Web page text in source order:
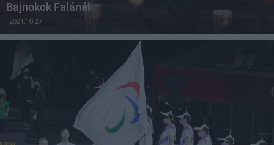
Bajnokok Falánál
2021.10.27